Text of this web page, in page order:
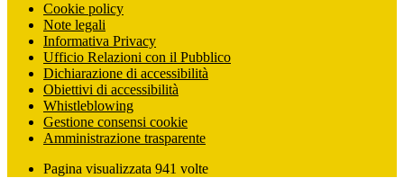
Cookie policy
Note legali
Informativa Privacy
Ufficio Relazioni con il Pubblico
Dichiarazione di accessibilità
Obiettivi di accessibilità
Whistleblowing
Gestione consensi cookie
Amministrazione trasparente
Pagina visualizzata 941 volte